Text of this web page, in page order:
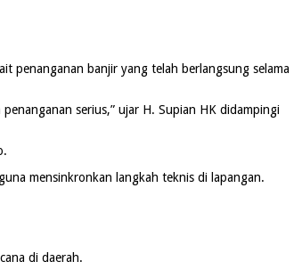
penanganan banjir yang telah berlangsung selama
serius,” ujar H. Supian HK didampingi
mensinkronkan langkah teknis di lapangan.
di daerah.